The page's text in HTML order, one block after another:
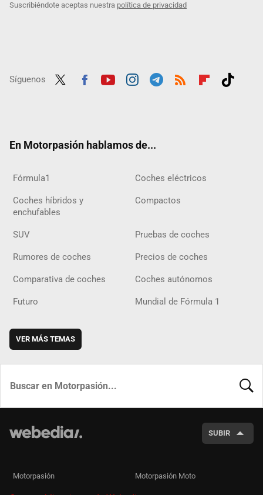
Suscribiéndote aceptas nuestra política de privacidad
Síguenos
En Motorpasión hablamos de...
Fórmula1 Coches eléctricos
Coches híbridos y
enchufables
Compactos
SUV Pruebas de coches
Rumores de coches Precios de coches
Comparativa de coches Coches autónomos
Futuro Mundial de Fórmula 1
VER MÁS TEMAS
SUBIR
Motorpasión Motorpasión Moto